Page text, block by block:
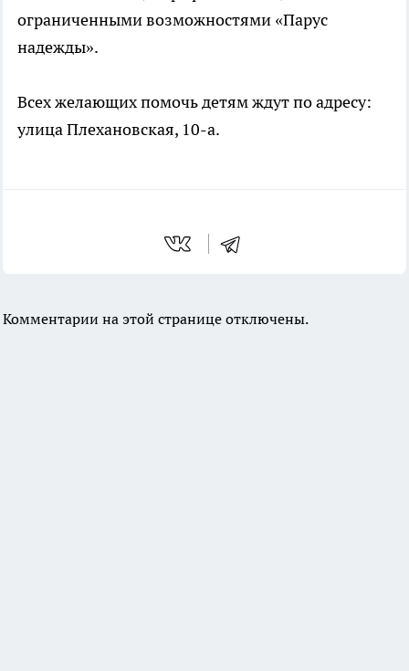
ограниченными возможностями «Парус
надежды».
Всех желающих помочь детям ждут по адресу:
улица Плехановская, 10-а.
Комментарии на этой странице отключены.